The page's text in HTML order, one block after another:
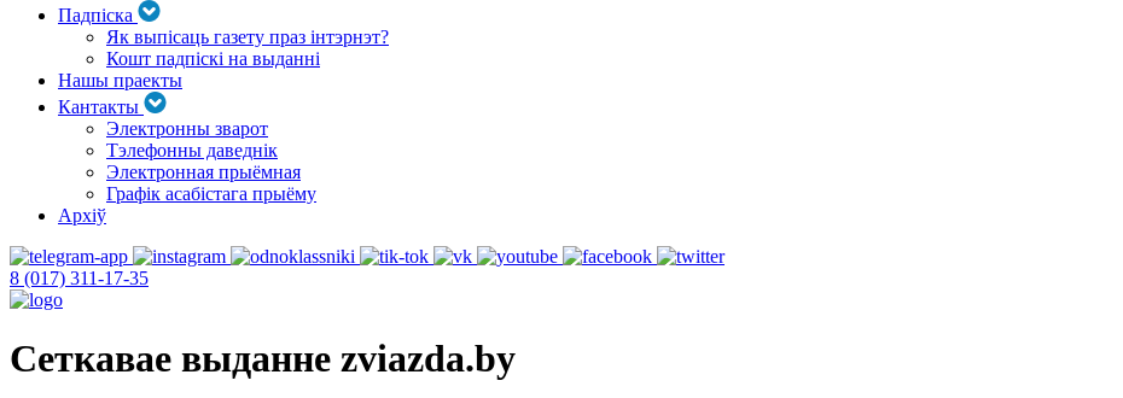
Падпіска
Як выпісаць газету праз інтэрнэт?
Кошт падпіскі на выданні
Нашы праекты
Кантакты
Электронны зварот
Тэлефонны даведнік
Электронная прыёмная
Графік асабістага прыёму
Архіў
8 (017) 311-17-35
Сеткавае выданне zviazda.by